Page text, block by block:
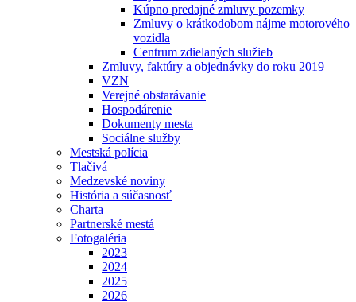
Kúpno predajné zmluvy pozemky
Zmluvy o krátkodobom nájme motorového
vozidla
Centrum zdielaných služieb
Zmluvy, faktúry a objednávky do roku 2019
VZN
Verejné obstarávanie
Hospodárenie
Dokumenty mesta
Sociálne služby
Mestská polícia
Tlačivá
Medzevské noviny
História a súčasnosť
Charta
Partnerské mestá
Fotogaléria
2023
2024
2025
2026